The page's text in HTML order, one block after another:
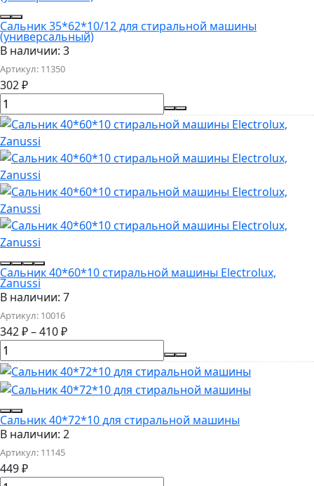
Сальник 35*62*10/12 для стиральной машины
(универсальный)
В наличии: 3
Артикул: 11350
302₽
Сальник 40*60*10 стиральной машины Electrolux,
Zanussi
В наличии: 7
Артикул: 10016
342₽–410₽
Сальник 40*72*10 для стиральной машины
В наличии: 2
Артикул: 11145
449₽